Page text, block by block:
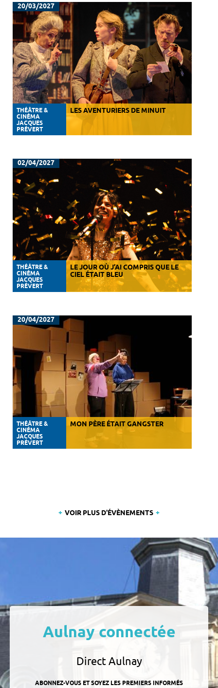
20/03/2027
THÉÂTRE &
CINÉMA
JACQUES
PRÉVERT
LES AVENTURIERS DE MINUIT
02/04/2027
THÉÂTRE &
CINÉMA
JACQUES
PRÉVERT
LE JOUR OÙ J’AI COMPRIS QUE LE
CIEL ÉTAIT BLEU
20/04/2027
THÉÂTRE &
CINÉMA
JACQUES
PRÉVERT
MON PÈRE ÉTAIT GANGSTER
VOIR PLUS D'ÉVÈNEMENTS
Aulnay connectée
Direct Aulnay
ABONNEZ-VOUS ET SOYEZ LES PREMIERS INFORMÉS